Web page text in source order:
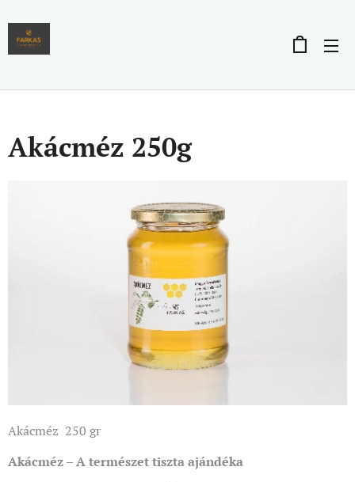
Akácméz 250g
Akácméz 250 gr
Akácméz – A természet tiszta ajándéka